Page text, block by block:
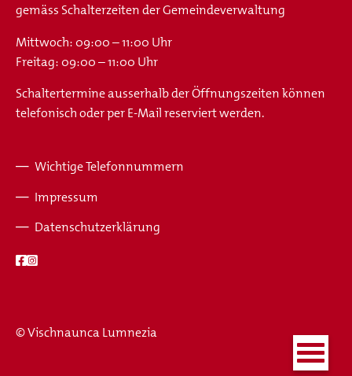
gemäss Schalterzeiten der Gemeindeverwaltung
Mittwoch: 09:00 – 11:00 Uhr
Freitag: 09:00 – 11:00 Uhr
Schaltertermine ausserhalb der Öffnungszeiten können
telefonisch oder per E-Mail reserviert werden.
Wichtige Telefonnummern
Impressum
Datenschutzerklärung
© Vischnaunca Lumnezia